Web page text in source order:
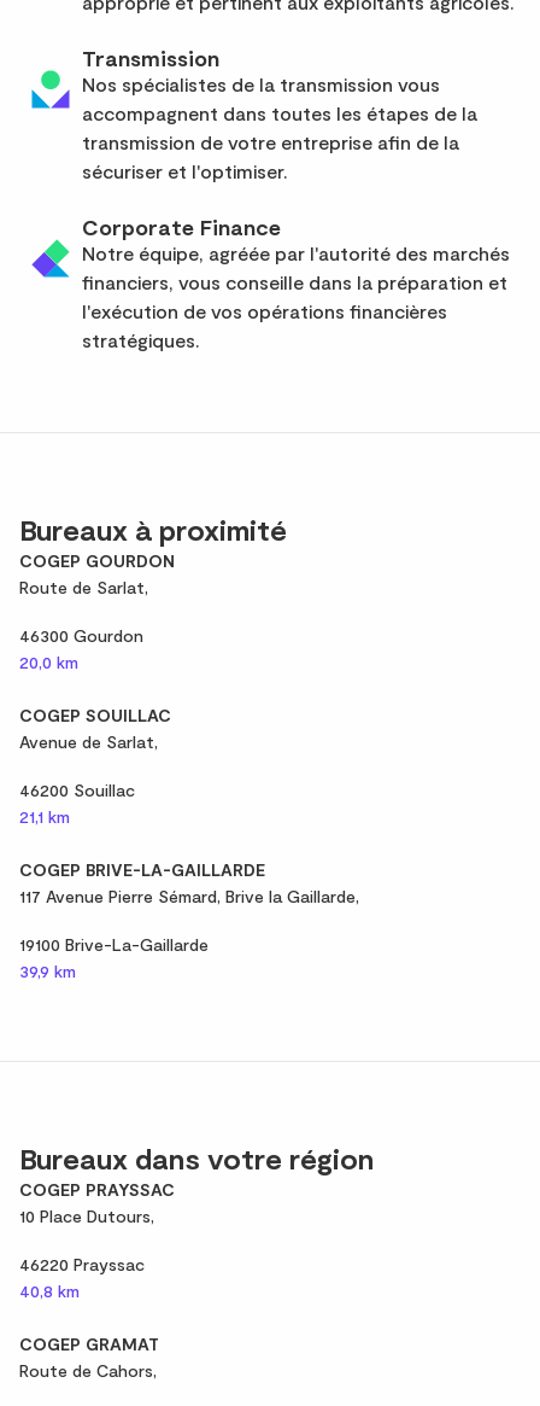
Transmission
Nos spécialistes de la transmission vous
accompagnent dans toutes les étapes de la
transmission de votre entreprise afin de la
sécuriser et l'optimiser.
Corporate Finance
Notre équipe, agréée par l'autorité des marchés
financiers, vous conseille dans la préparation et
l'exécution de vos opérations financières
stratégiques.
Bureaux à proximité
COGEP GOURDON
Route de Sarlat,
46300 Gourdon
20,0 km
COGEP SOUILLAC
Avenue de Sarlat,
46200 Souillac
21,1 km
COGEP BRIVE-LA-GAILLARDE
117 Avenue Pierre Sémard, Brive la Gaillarde,
19100 Brive-La-Gaillarde
39,9 km
Bureaux dans votre région
COGEP PRAYSSAC
10 Place Dutours,
46220 Prayssac
40,8 km
COGEP GRAMAT
Route de Cahors,